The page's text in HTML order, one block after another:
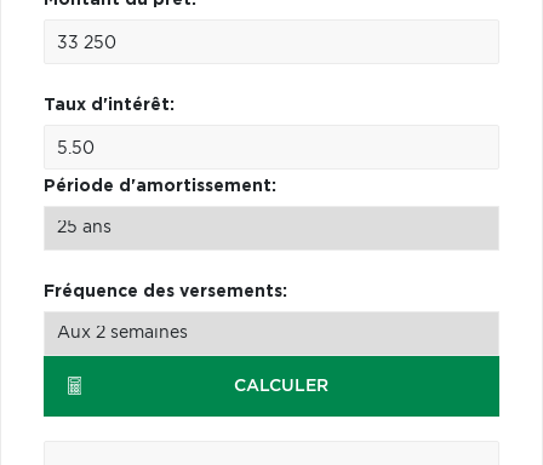
Taux d'intérêt:
Période d'amortissement:
Fréquence des versements:
CALCULER